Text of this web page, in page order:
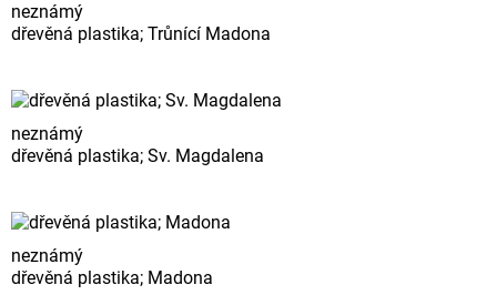
neznámý
dřevěná plastika; Trůnící Madona
neznámý
dřevěná plastika; Sv. Magdalena
neznámý
dřevěná plastika; Madona